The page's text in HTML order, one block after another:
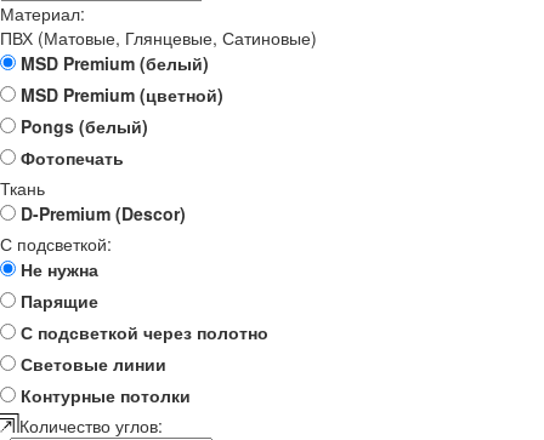
Материал:
ПВХ (Матовые, Глянцевые, Сатиновые)
MSD Premium (белый)
MSD Premium (цветной)
Pongs (белый)
Фотопечать
Ткань
D-Premium (Descor)
С подсветкой:
Не нужна
Парящие
С подсветкой через полотно
Световые линии
Контурные потолки
Количество углов: